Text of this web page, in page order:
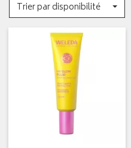
Trier par disponibilité